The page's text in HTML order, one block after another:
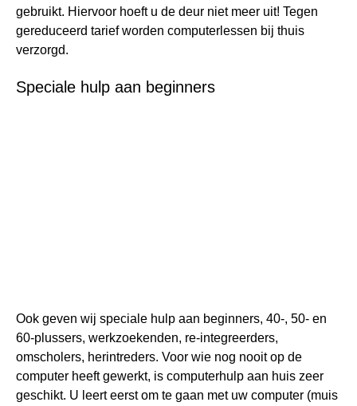
gebruikt. Hiervoor hoeft u de deur niet meer uit! Tegen
gereduceerd tarief worden computerlessen bij thuis
verzorgd.
Speciale hulp aan beginners
Ook geven wij speciale hulp aan beginners, 40-, 50- en
60-plussers, werkzoekenden, re-integreerders,
omscholers, herintreders. Voor wie nog nooit op de
computer heeft gewerkt, is computerhulp aan huis zeer
geschikt. U leert eerst om te gaan met uw computer (muis